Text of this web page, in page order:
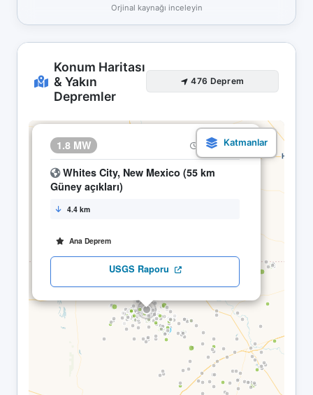
Orjinal kaynağı inceleyin
Konum Haritası
& Yakın
Depremler
476 Deprem
1.8 MW 22.04 18:48
Whites City, New Mexico (55 km
Güney açıkları)
4.4 km
Ana Deprem
USGS Raporu
×